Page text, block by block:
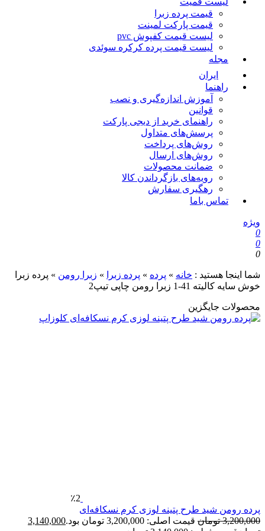
قیمت پرده زبرا
قیمت پارکت لمینت
لیست قیمت کفپوش pvc
لیست قیمت پرده کرکره سوئدی
آموزش اندازه‌گیری و نصب
راهنمای خرید از دیجی پارکت
پرسش‌های متداول
روش‌های پرداخت
روش‌های ارسال
ضمانت محصولات
رویه‌های بازگرداندن کالا
رهگیری سفارش
باما
: خانه »پرده »پرده زبرا» زبرا رومن » پرده زبرا
چاپی تیپ2
طرح پتینه لوزی کرم نسکافه‌ای
قیمت اصلی: 3,200,000 تومان بود.
3,140,000